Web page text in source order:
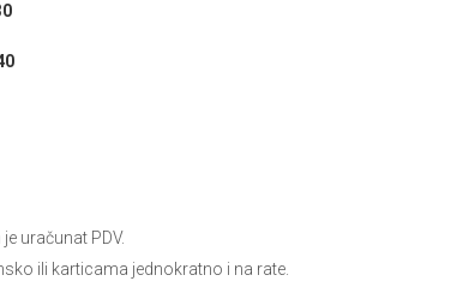
uračunat PDV.
ili karticama jednokratno i na rate.